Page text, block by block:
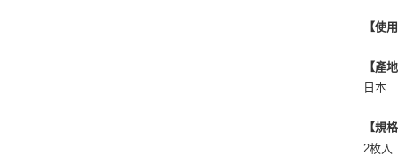
【使
【產
日本
【規
2枚入